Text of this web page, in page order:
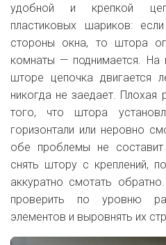
удобной и крепкой
пластиковых шариков:
стороны окна, то штора
комнаты — поднимается. На
шторе цепочка двигается
никогда не заедает. Плохая
того, что штора
горизонтали или неровно
обе проблемы не
снять штору с креплений,
аккуратно смотать
проверить по уровню
элементов и выровнять их